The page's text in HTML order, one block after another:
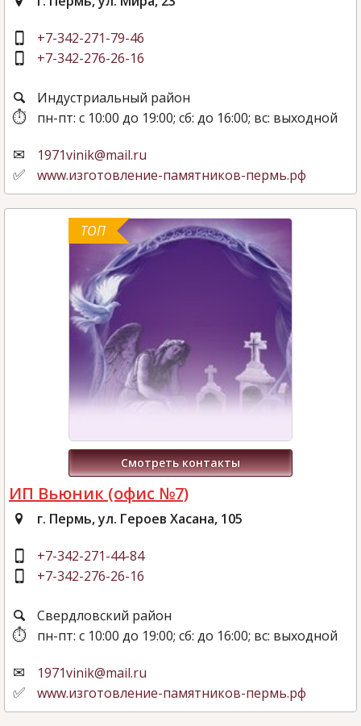
+7-342-271-79-46
+7-342-276-26-16
Индустриальный район
пн-пт: с 10:00 до 19:00; сб: до 16:00; вс: выходной
1971vinik@mail.ru
www.изготовление-памятников-пермь.рф
ТОП
Смотреть контакты
ИП Вьюник (офис №7)
г. Пермь, ул. Героев Хасана, 105
+7-342-271-44-84
+7-342-276-26-16
Свердловский район
пн-пт: с 10:00 до 19:00; сб: до 16:00; вс: выходной
1971vinik@mail.ru
www.изготовление-памятников-пермь.рф